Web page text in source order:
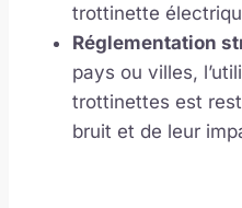
trottinette
Réglementation
pays ou villes,
trottinettes est
bruit et de leur